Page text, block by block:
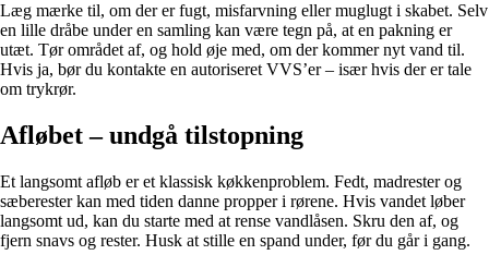
Læg mærke til, om der er fugt, misfarvning eller muglugt i skabet. Selv
en lille dråbe under en samling kan være tegn på, at en pakning er
utæt. Tør området af, og hold øje med, om der kommer nyt vand til.
Hvis ja, bør du kontakte en autoriseret VVS’er – især hvis der er tale
om trykrør.
Afløbet – undgå tilstopning
Et langsomt afløb er et klassisk køkkenproblem. Fedt, madrester og
sæberester kan med tiden danne propper i rørene. Hvis vandet løber
langsomt ud, kan du starte med at rense vandlåsen. Skru den af, og
fjern snavs og rester. Husk at stille en spand under, før du går i gang.